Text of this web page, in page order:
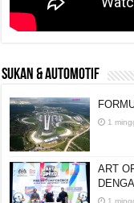
SUKAN & AUTOMOTIF
1
ART
1